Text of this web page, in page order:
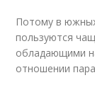
Потому в
пользуются
обладающими
отношении